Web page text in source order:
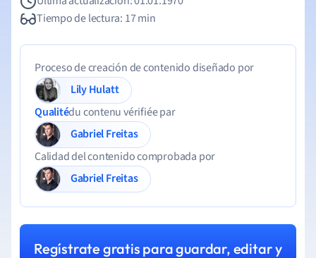
Tiempo de lectura: 17 min
Proceso de creación de contenido diseñado por
Lily Hulatt
Qualitédu contenu vérifiée par
Gabriel Freitas
Calidad del contenido comprobada por
Gabriel Freitas
Regístrate gratis para guardar, editar y